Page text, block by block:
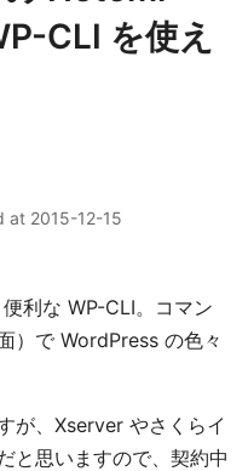
CLI を使え
at 2015-12-15
利な WP-CLI。コマン
）で WordPress の色々
が、Xserver やさくらイ
と思いますので、契約中